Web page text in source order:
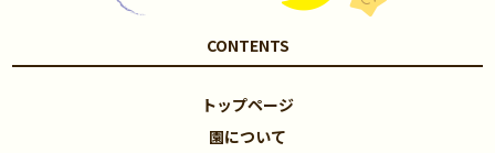
CONTENTS
トップページ
園について